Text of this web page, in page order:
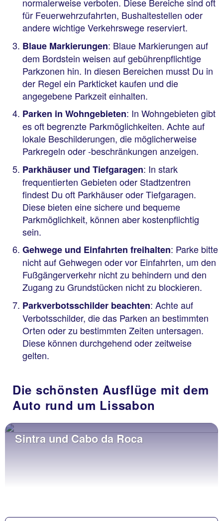
für Feuerwehrzufahrten, Bushaltestellen oder
andere wichtige Verkehrswege reserviert.
Blaue Markierungen: Blaue Markierungen auf
dem Bordstein weisen auf gebührenpflichtige
Parkzonen hin. In diesen Bereichen musst Du in
der Regel ein Parkticket kaufen und die
angegebene Parkzeit einhalten.
Parken in Wohngebieten: In Wohngebieten gibt
es oft begrenzte Parkmöglichkeiten. Achte auf
lokale Beschilderungen, die möglicherweise
Parkregeln oder -beschränkungen anzeigen.
Parkhäuser und Tiefgaragen: In stark
frequentierten Gebieten oder Stadtzentren
findest Du oft Parkhäuser oder Tiefgaragen.
Diese bieten eine sichere und bequeme
Parkmöglichkeit, können aber kostenpflichtig
sein.
Gehwege und Einfahrten freihalten: Parke bitte
nicht auf Gehwegen oder vor Einfahrten, um den
Fußgängerverkehr nicht zu behindern und den
Zugang zu Grundstücken nicht zu blockieren.
Parkverbotsschilder beachten: Achte auf
Verbotsschilder, die das Parken an bestimmten
Orten oder zu bestimmten Zeiten untersagen.
Diese können durchgehend oder zeitweise
gelten.
Die schönsten Ausflüge mit dem
Auto rund um Lissabon
Sintra und Cabo da Roca